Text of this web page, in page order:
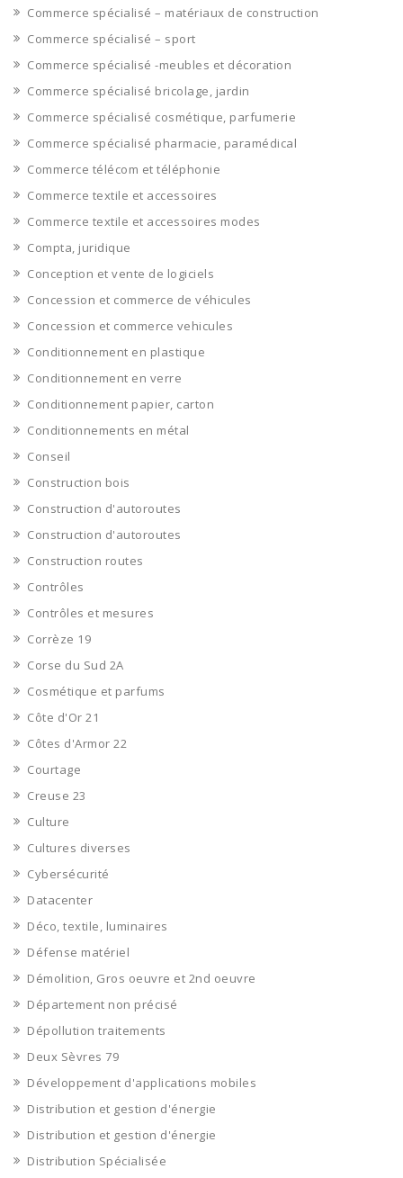
Commerce spécialisé – matériaux de construction
Commerce spécialisé – sport
Commerce spécialisé -meubles et décoration
Commerce spécialisé bricolage, jardin
Commerce spécialisé cosmétique, parfumerie
Commerce spécialisé pharmacie, paramédical
Commerce télécom et téléphonie
Commerce textile et accessoires
Commerce textile et accessoires modes
Compta, juridique
Conception et vente de logiciels
Concession et commerce de véhicules
Concession et commerce vehicules
Conditionnement en plastique
Conditionnement en verre
Conditionnement papier, carton
Conditionnements en métal
Conseil
Construction bois
Construction d'autoroutes
Construction d'autoroutes
Construction routes
Contrôles
Contrôles et mesures
Corrèze 19
Corse du Sud 2A
Cosmétique et parfums
Côte d'Or 21
Côtes d'Armor 22
Courtage
Creuse 23
Culture
Cultures diverses
Cybersécurité
Datacenter
Déco, textile, luminaires
Défense matériel
Démolition, Gros oeuvre et 2nd oeuvre
Département non précisé
Dépollution traitements
Deux Sèvres 79
Développement d'applications mobiles
Distribution et gestion d'énergie
Distribution et gestion d'énergie
Distribution Spécialisée